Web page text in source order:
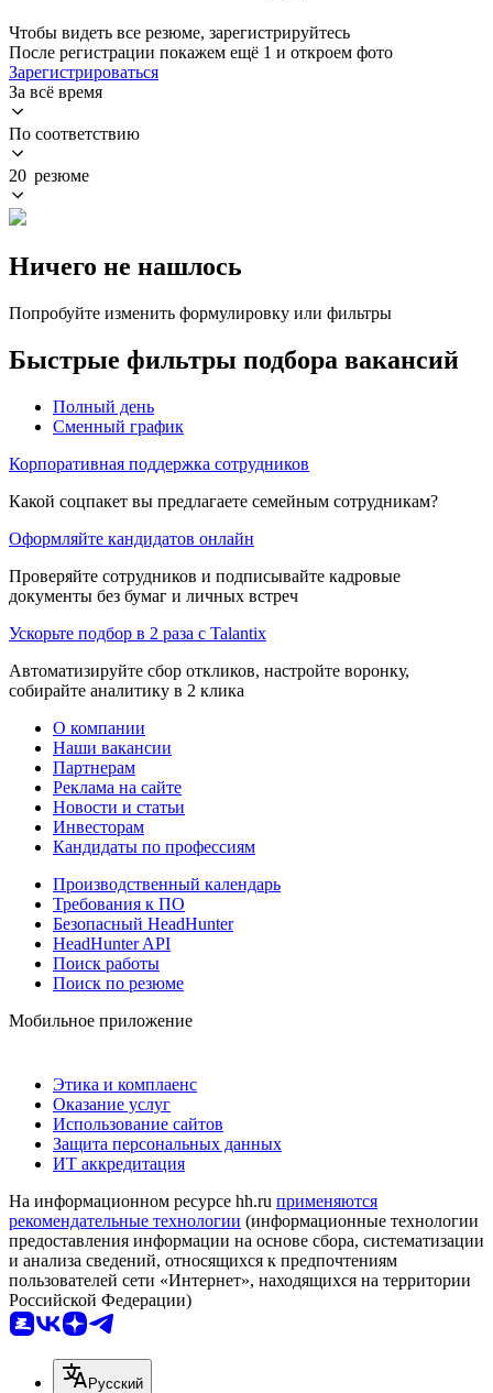
Чтобы видеть все резюме, зарегистрируйтесь
После регистрации покажем ещё 1 и откроем фото
Зарегистрироваться
За всё время
По соответствию
20 резюме
Ничего не нашлось
Попробуйте изменить формулировку или фильтры
Быстрые фильтры подбора вакансий
Полный день
Сменный график
Корпоративная поддержка сотрудников
Какой соцпакет вы предлагаете семейным сотрудникам?
Оформляйте кандидатов онлайн
Проверяйте сотрудников и подписывайте кадровые
документы без бумаг и личных встреч
Ускорьте подбор в 2 раза с Talantix
Автоматизируйте сбор откликов, настройте воронку,
собирайте аналитику в 2 клика
О компании
Наши вакансии
Партнерам
Реклама на сайте
Новости и статьи
Инвесторам
Кандидаты по профессиям
Производственный календарь
Требования к ПО
Безопасный HeadHunter
HeadHunter API
Поиск работы
Поиск по резюме
Мобильное приложение
Этика и комплаенс
Оказание услуг
Использование сайтов
Защита персональных данных
ИТ аккредитация
На информационном ресурсе hh.ru применяются
рекомендательные технологии (информационные технологии
предоставления информации на основе сбора, систематизации
и анализа сведений, относящихся к предпочтениям
пользователей сети «Интернет», находящихся на территории
Российской Федерации)
Русский